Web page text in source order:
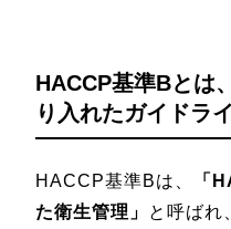
HACCP基準Bとは
り入れたガイドラ
HACCP基準Bは、
「
た衛生管理」
と呼ばれ